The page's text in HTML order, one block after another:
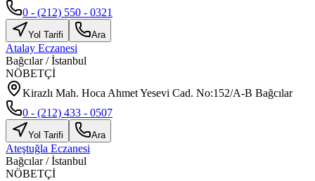
0 - (212) 550 - 0321
Yol Tarifi Ara
Atalay Eczanesi
Bağcılar/İstanbul
NÖBETÇİ
Kirazlı Mah. Hoca Ahmet Yesevi Cad. No:152/A-B Bağcılar
0 - (212) 433 - 0507
Yol Tarifi Ara
Ateştuğla Eczanesi
Bağcılar/İstanbul
NÖBETÇİ